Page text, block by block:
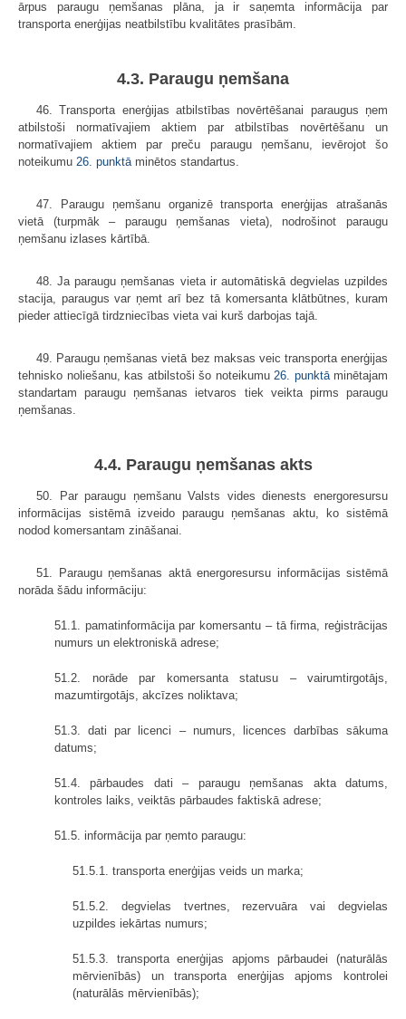
ārpus paraugu ņemšanas plāna, ja ir saņemta informācija par
transporta enerģijas neatbilstību kvalitātes prasībām.
4.3. Paraugu ņemšana
46. Transporta enerģijas atbilstības novērtēšanai paraugus ņem
atbilstoši normatīvajiem aktiem par atbilstības novērtēšanu un
normatīvajiem aktiem par preču paraugu ņemšanu, ievērojot šo
noteikumu 26. punktāminētos standartus.
47. Paraugu ņemšanu organizē transporta enerģijas atrašanās
vietā (turpmāk – paraugu ņemšanas vieta), nodrošinot paraugu
ņemšanu izlases kārtībā.
48. Ja paraugu ņemšanas vieta ir automātiskā degvielas uzpildes
stacija, paraugus var ņemt arī bez tā komersanta klātbūtnes, kuram
pieder attiecīgā tirdzniecības vieta vai kurš darbojas tajā.
49. Paraugu ņemšanas vietā bez maksas veic transporta enerģijas
tehnisko noliešanu, kas atbilstoši šo noteikumu 26. punktāminētajam
standartam paraugu ņemšanas ietvaros tiek veikta pirms paraugu
ņemšanas.
4.4. Paraugu ņemšanas akts
50. Par paraugu ņemšanu Valsts vides dienests energoresursu
informācijas sistēmā izveido paraugu ņemšanas aktu, ko sistēmā
nodod komersantam zināšanai.
51. Paraugu ņemšanas aktā energoresursu informācijas sistēmā
norāda šādu informāciju:
51.1. pamatinformācija par komersantu – tā firma, reģistrācijas
numurs un elektroniskā adrese;
51.2. norāde par komersanta statusu – vairumtirgotājs,
mazumtirgotājs, akcīzes noliktava;
51.3. dati par licenci – numurs, licences darbības sākuma
datums;
51.4. pārbaudes dati – paraugu ņemšanas akta datums,
kontroles laiks, veiktās pārbaudes faktiskā adrese;
51.5. informācija par ņemto paraugu:
51.5.1. transporta enerģijas veids un marka;
51.5.2. degvielas tvertnes, rezervuāra vai degvielas
uzpildes iekārtas numurs;
51.5.3. transporta enerģijas apjoms pārbaudei (naturālās
mērvienībās) un transporta enerģijas apjoms kontrolei
(naturālās mērvienībās);